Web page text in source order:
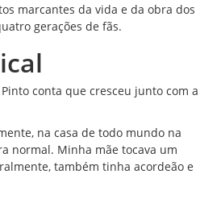
marcantes da vida e da obra dos
gerações de fãs.
conta que cresceu junto com a
na casa de todo mundo na
normal. Minha mãe tocava um
também tinha acordeão e